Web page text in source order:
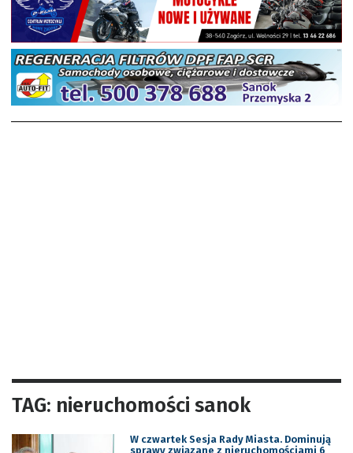
TAG: nieruchomości sanok
W czwartek Sesja Rady Miasta. Dominują
sprawy związane z nieruchomościami 6